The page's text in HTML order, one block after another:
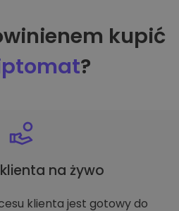
kupić
?
na żywo
klienta jest gotowy do